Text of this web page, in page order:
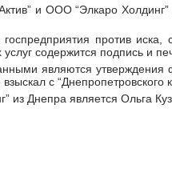
и ООО “Элкаро
против
содержится подпись и
являются
с
из Днепра является Ольга